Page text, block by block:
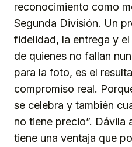
reconocimiento como
Segunda División. Un
fidelidad, la entrega y
de quienes no fallan
para la foto, es el
compromiso real.
se celebra y también
no tiene precio”. Dávila
tiene una ventaja que